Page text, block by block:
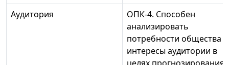
Аудитория
ОПК-4. Способен
анализировать
потребности общества и
интересы аудитории в